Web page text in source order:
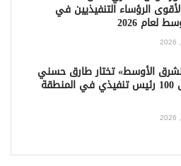
الرؤساء التنفيذيين في
لعام 2026
الأوسط» تختار طارق حسني
ضمن أقوى 100 رئيس تنفيذي في المنطقة